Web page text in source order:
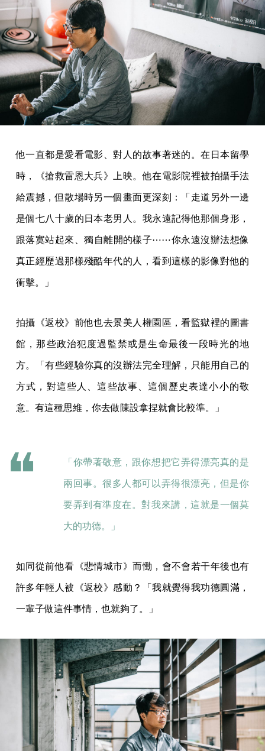
他一直都是愛看電影、對人的故事著迷的。在日本留學
時，《搶救雷恩大兵》上映。他在電影院裡被拍攝手法
給震撼，但散場時另一個畫面更深刻：「走道另外一邊
是個七八十歲的日本老男人。我永遠記得他那個身形，
跟落寞站起來、獨自離開的樣子⋯⋯你永遠沒辦法想像
真正經歷過那樣殘酷年代的人，看到這樣的影像對他的
衝擊。」
拍攝《返校》前他也去景美人權園區，看監獄裡的圖書
館，那些政治犯度過監禁或是生命最後一段時光的地
方。「有些經驗你真的沒辦法完全理解，只能用自己的
方式，對這些人、這些故事、這個歷史表達小小的敬
意。有這種思維，你去做陳設拿捏就會比較準。」
「你帶著敬意，跟你想把它弄得漂亮真的是
兩回事。很多人都可以弄得很漂亮，但是你
要弄到有準度在。對我來講，這就是一個莫
大的功德。」
如同從前他看《悲情城市》而慟，會不會若干年後也有
許多年輕人被《返校》感動？「我就覺得我功德圓滿，
一輩子做這件事情，也就夠了。」